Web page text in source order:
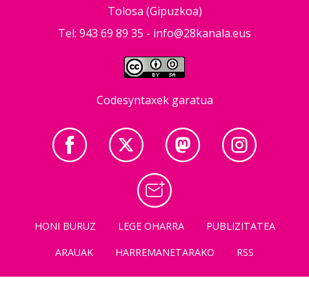
Tolosa (Gipuzkoa)
Tel: 943 69 89 35 - info@28kanala.eus
Codesyntaxek garatua
HONI BURUZ LEGE OHARRA
PUBLIZITATEA
ARAUAK
HARREMANETARAKO RSS